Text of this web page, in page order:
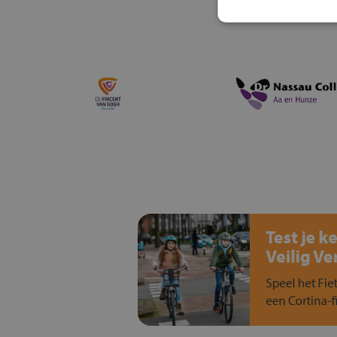
Test je
Veilig
Speel het
een Cortina-